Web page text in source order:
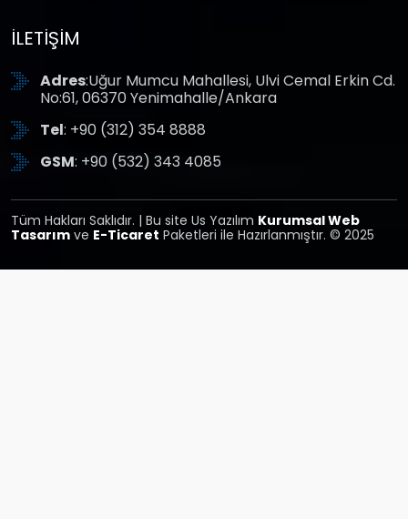
İLETIŞIM
Adres:Uğur Mumcu Mahallesi, Ulvi Cemal Erkin Cd.
No:61, 06370 Yenimahalle/Ankara
Tel: +90 (312) 354 8888
GSM: +90 (532) 343 4085
Tüm Hakları Saklıdır. | Bu site Us Yazılım Kurumsal Web
Tasarım ve E-Ticaret Paketleri ile Hazırlanmıştır. © 2025